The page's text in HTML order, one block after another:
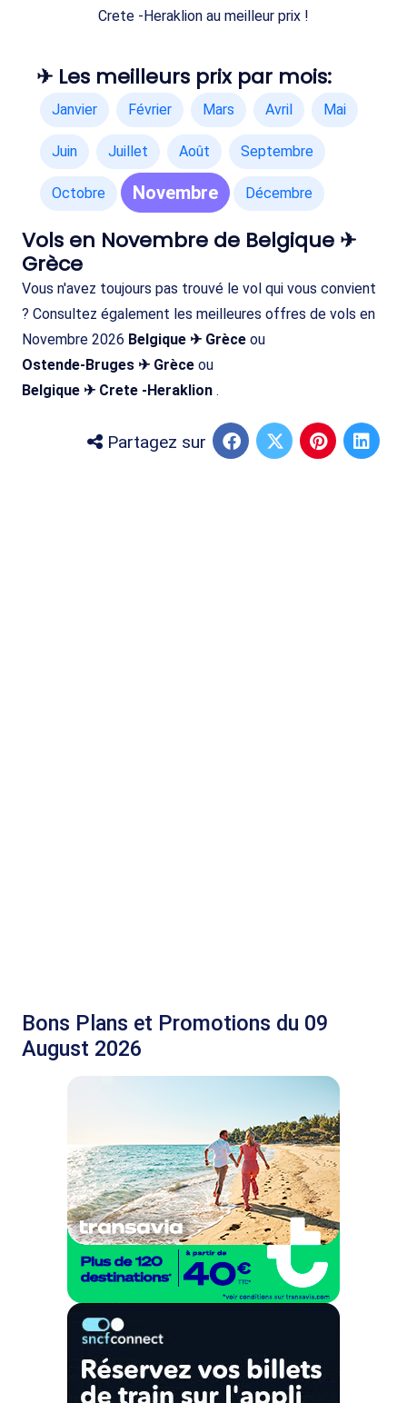
Crete -Heraklion au meilleur prix !
✈ Les meilleurs prix par mois:
Janvier Février Mars Avril Mai
Juin Juillet Août Septembre
Octobre Novembre Décembre
Vols en Novembre de Belgique ✈
Grèce
Vous n'avez toujours pas trouvé le vol qui vous convient
? Consultez également les meilleures offres de vols en
Novembre 2026 Belgique ✈ Grèce ou
Ostende-Bruges ✈ Grèce ou
Belgique ✈ Crete -Heraklion .
Partagez sur
Bons Plans et Promotions du 09
August 2026